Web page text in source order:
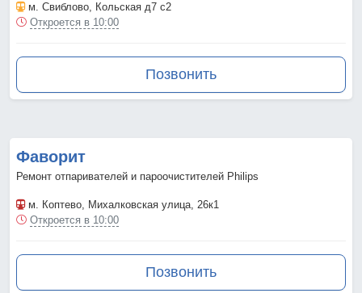
м. Свиблово, Кольская д7 с2
Откроется в 10:00
Позвонить
Фаворит
Ремонт отпаривателей и пароочистителей Philips
м. Коптево, Михалковская улица, 26к1
Откроется в 10:00
Позвонить